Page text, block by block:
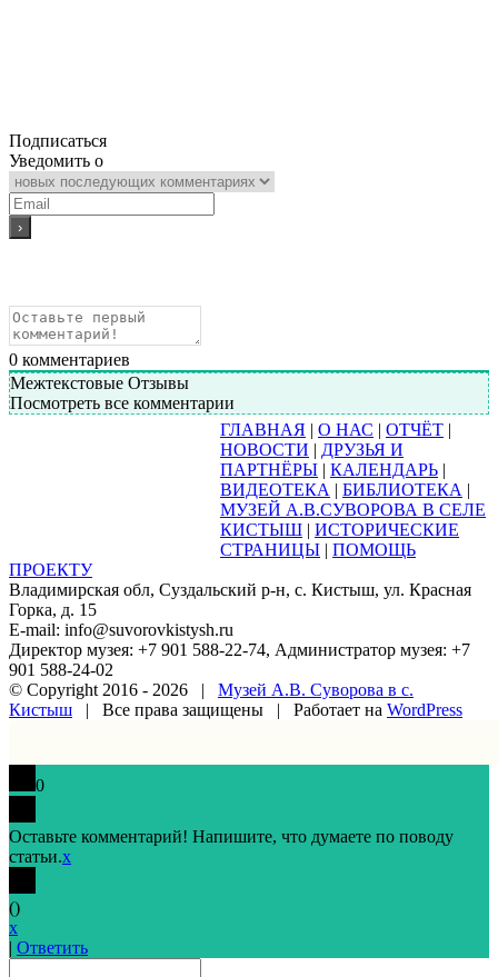
Подписаться
Уведомить о
0 комментариев
Межтекстовые Отзывы
Посмотреть все комментарии
ГЛАВНАЯ | О НАС | ОТЧЁТ |
НОВОСТИ | ДРУЗЬЯ И
ПАРТНЁРЫ | КАЛЕНДАРЬ |
ВИДЕОТЕКА | БИБЛИОТЕКА |
МУЗЕЙ А.В.СУВОРОВА В СЕЛЕ
КИСТЫШ | ИСТОРИЧЕСКИЕ
СТРАНИЦЫ | ПОМОЩЬ
ПРОЕКТУ
Владимирская обл, Суздальский р-н, с. Кистыш, ул. Красная
Горка, д. 15
E-mail: info@suvorovkistysh.ru
Директор музея: +7 901 588-22-74, Администратор музея: +7
901 588-24-02
© Copyright 2016 - 2026 | Музей А.В. Суворова в с.
Кистыш | Все права защищены | Работает на WordPress
0
Оставьте комментарий! Напишите, что думаете по поводу
статьи.x
()
x
| Ответить